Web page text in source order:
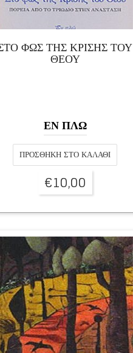
ΦΩΣ ΤΗΣ ΚΡΙΣΗΣ ΤΟΥ
ΘΕΟΥ
ΕΝ ΠΛΩ
ΠΡΟΣΘΉΚΗ ΣΤΟ ΚΑΛΆΘΙ
€10,00